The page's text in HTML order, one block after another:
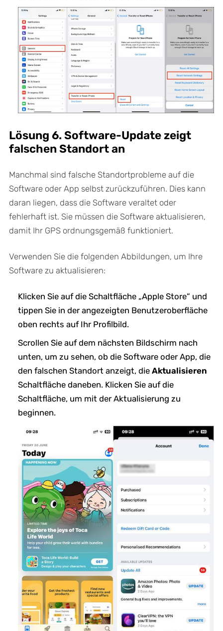
Lösung 6. Software-Update zeigt
falschen Standort an
Manchmal sind falsche Standortprobleme auf die
Software oder App selbst zurückzuführen. Dies kann
daran liegen, dass die Software veraltet oder
fehlerhaft ist. Sie müssen die Software aktualisieren,
damit Ihr GPS ordnungsgemäß funktioniert.
Verwenden Sie die folgenden Abbildungen, um Ihre
Software zu aktualisieren:
Klicken Sie auf die Schaltfläche „Apple Store“ und
tippen Sie in der angezeigten Benutzeroberfläche
oben rechts auf Ihr Profilbild.
Scrollen Sie auf dem nächsten Bildschirm nach
unten, um zu sehen, ob die Software oder App, die
den falschen Standort anzeigt, die Aktualisieren
Schaltfläche daneben. Klicken Sie auf die
Schaltfläche, um mit der Aktualisierung zu
beginnen.